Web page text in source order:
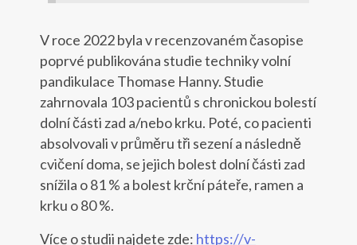
V roce 2022 byla v recenzovaném časopise
poprvé publikována studie techniky volní
pandikulace Thomase Hanny. Studie
zahrnovala 103 pacientů s chronickou bolestí
dolní části zad a/nebo krku. Poté, co pacienti
absolvovali v průměru tři sezení a následně
cvičení doma, se jejich bolest dolní části zad
snížila o 81 % a bolest krční páteře, ramen a
krku o 80 %.
Více o studii najdete zde: https://v-